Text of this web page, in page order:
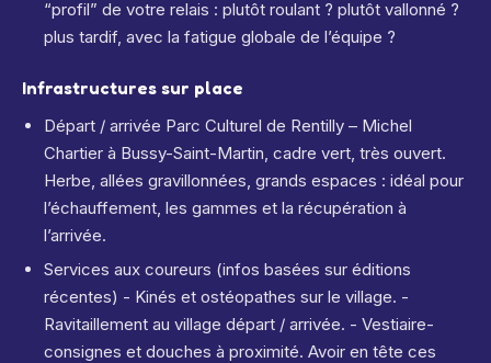
“profil” de votre relais : plutôt roulant ? plutôt vallonné ?
plus tardif, avec la fatigue globale de l’équipe ?
Infrastructures sur place
Départ / arrivée Parc Culturel de Rentilly – Michel
Chartier à Bussy-Saint-Martin, cadre vert, très ouvert.
Herbe, allées gravillonnées, grands espaces : idéal pour
l’échauffement, les gammes et la récupération à
l’arrivée.
Services aux coureurs (infos basées sur éditions
récentes) - Kinés et ostéopathes sur le village. -
Ravitaillement au village départ / arrivée. - Vestiaire-
consignes et douches à proximité. Avoir en tête ces